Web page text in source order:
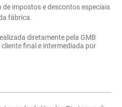
de impostos e descontos especiais
fábrica.
diretamente pela GMB
final e intermediada por